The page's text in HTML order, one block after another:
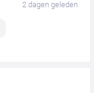
2 dagen geleden